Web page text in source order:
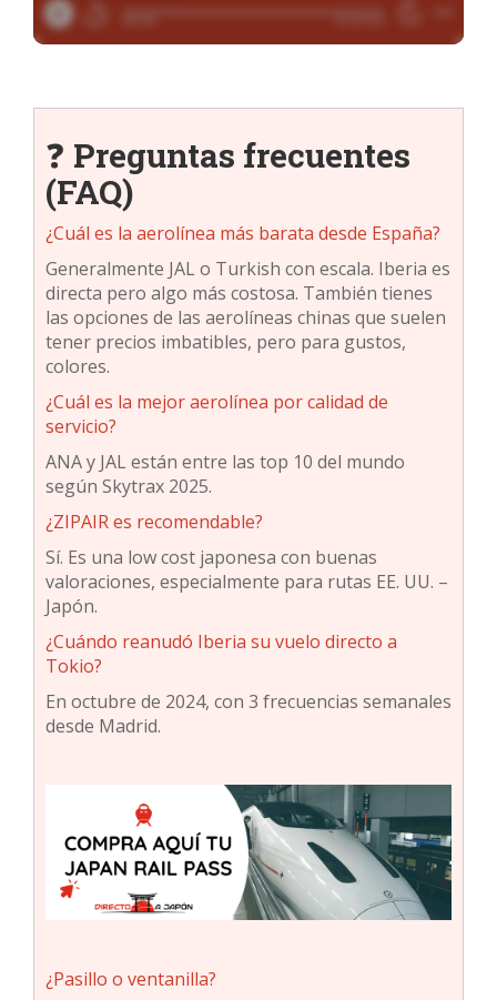
❓ Preguntas frecuentes
(FAQ)
¿Cuál es la aerolínea más barata desde España?
Generalmente JAL o Turkish con escala. Iberia es
directa pero algo más costosa. También tienes
las opciones de las aerolíneas chinas que suelen
tener precios imbatibles, pero para gustos,
colores.
¿Cuál es la mejor aerolínea por calidad de
servicio?
ANA y JAL están entre las top 10 del mundo
según Skytrax 2025.
¿ZIPAIR es recomendable?
Sí. Es una low cost japonesa con buenas
valoraciones, especialmente para rutas EE. UU. –
Japón.
¿Cuándo reanudó Iberia su vuelo directo a
Tokio?
En octubre de 2024, con 3 frecuencias semanales
desde Madrid.
¿Pasillo o ventanilla?